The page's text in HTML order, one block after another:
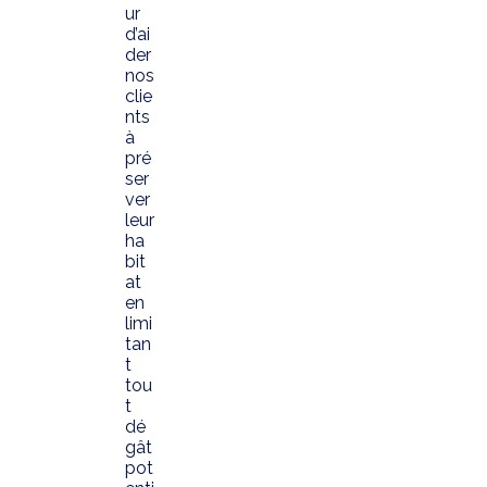
ur
d’ai
der
nos
clie
nts
à
pré
ser
ver
leur
ha
bit
at
en
limi
tan
t
tou
t
dé
gât
pot